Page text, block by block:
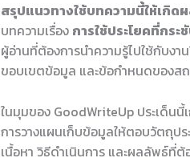
สรุปแนวทางใช้บทความนี้ให้เกิด
บทความเรื่อง การใช้ประโยคที่กร
ผู้อ่านที่ต้องการนำความรู้ไปใช้กับงา
ขอบเขตข้อมูล และข้อกำหนดของส
ในมุมของ GoodWriteUp ประเด็น
การวางแผนเก็บข้อมูลให้ตอบวัตถุป
เนื้อหา วิธีดำเนินการ และผลลัพธ์ที่ต้